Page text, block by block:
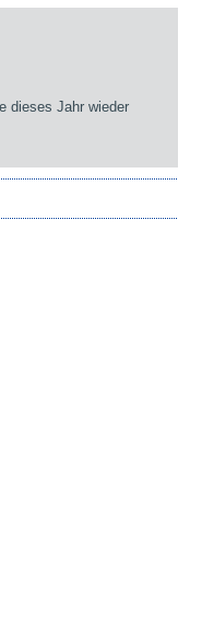
dieses Jahr wieder